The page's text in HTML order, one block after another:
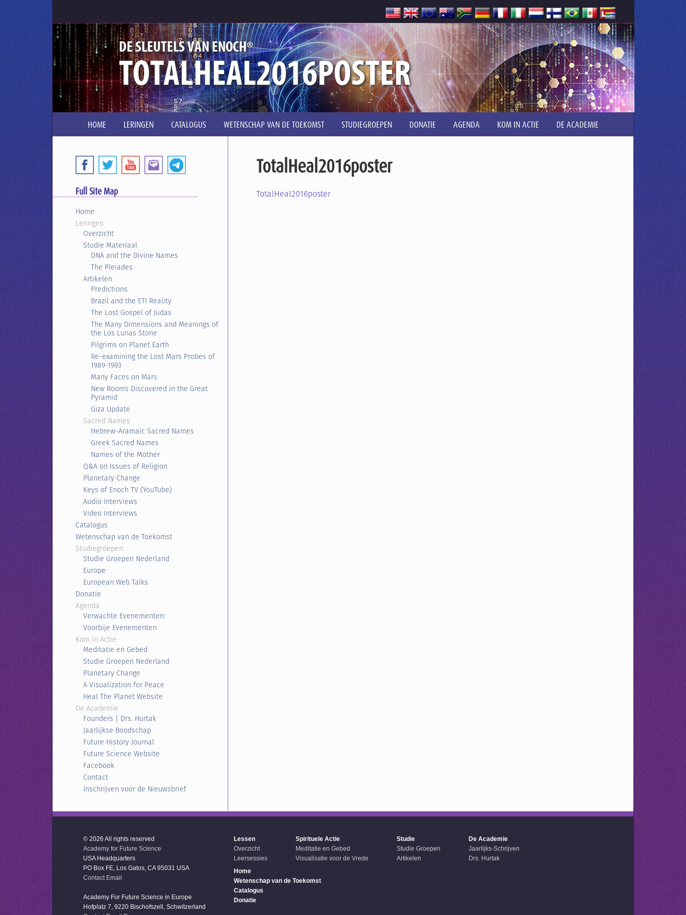
DE SLEUTELS VAN ENOCH®
TOTALHEAL2016POSTER
HOME LERINGEN CATALOGUS WETENSCHAP VAN DE TOEKOMST STUDIEGROEPEN DONATIE AGENDA KOM IN ACTIE DE ACADEMIE
TotalHeal2016poster
TotalHeal2016poster
Full Site Map
Home
Leringen
Overzicht
Studie Materiaal
DNA and the Divine Names
The Pleiades
Artikelen
Predictions
Brazil and the ETI Reality
The Lost Gospel of Judas
The Many Dimensions and Meanings of
the Los Lunas Stone
Pilgrims on Planet Earth
Re-examining the Lost Mars Probes of
1989-1993
Many Faces on Mars
New Rooms Discovered in the Great
Pyramid
Giza Update
Sacred Names
Hebrew-Aramaic Sacred Names
Greek Sacred Names
Names of the Mother
Q&A on Issues of Religion
Planetary Change
Keys of Enoch TV (YouTube)
Audio Interviews
Video Interviews
Catalogus
Wetenschap van de Toekomst
Studiegroepen
Studie Groepen Nederland
Europe
European Web Talks
Donatie
Agenda
Verwachte Evenementen:
Voorbije Evenementen
Kom in Actie
Meditatie en Gebed
Studie Groepen Nederland
Planetary Change
A Visualization for Peace
Heal The Planet Website
De Academie
Founders | Drs. Hurtak
Jaarlijkse Boodschap
Future History Journal
Future Science Website
Facebook
Contact
Inschrijven voor de Nieuwsbrief
© 2026 All rights reserved
Academy for Future Science
USA Headquarters
PO Box FE, Los Gatos, CA 95031 USA
Contact Email
Academy For Future Science in Europe
Hofplatz 7, 9220 Bischofszell, Schwitzerland
Lessen
Overzicht
Leersessies
Spirituele Actie
Meditatie en Gebed
Visualisatie voor de Vrede
Studie
Studie Groepen
Artikelen
De Academie
Jaarlijks-Schrijven
Drs. Hurtak
Home
Wetenschap van de Toekomst
Catalogus
Donatie